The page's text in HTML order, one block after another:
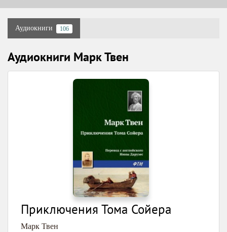
Аудиокниги 106
Аудиокниги Марк Твен
Приключения Тома Сойера
Марк Твен